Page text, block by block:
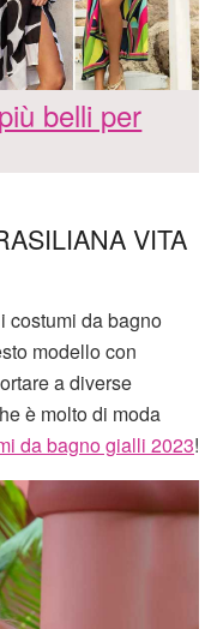
belli per
VITA
costumi da bagno
modello con
a diverse
è molto di moda
da bagno gialli 2023!